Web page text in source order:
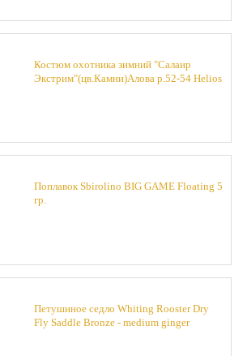
Костюм охотника зимний "Салаир
Экстрим"(цв.Камни)Алова р.52-54 Helios
Поплавок Sbirolino BIG GAME Floating 5
гр.
Петушиное седло Whiting Rooster Dry
Fly Saddle Bronze - medium ginger